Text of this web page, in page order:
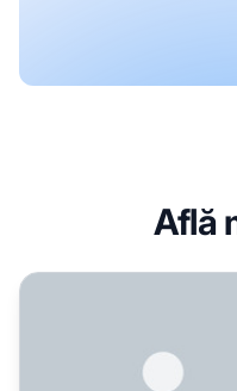
Află
Sincer, sunt speriat de